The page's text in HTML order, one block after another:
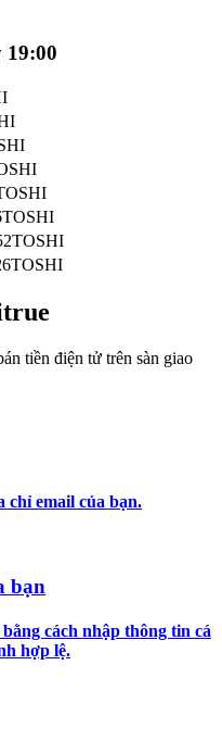
tin giao dịch, v.v.
19:00
TOSHI
TOSHI
TOSHI
tiền điện tử trên sàn giao
email của bạn.
bạn
cách nhập thông tin cá
hợp lệ.